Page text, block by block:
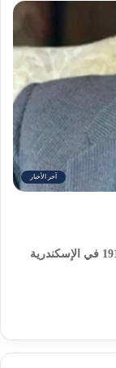
آخر الأخبار
بوابة السهم الإخبارية – ولد جمال عبد الناصر عام 1918 في الإسكندرية